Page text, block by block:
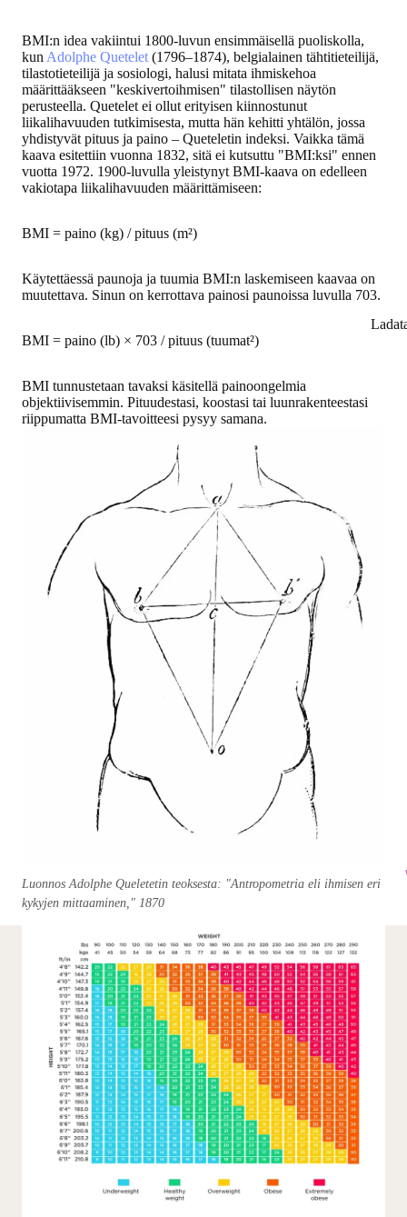
BMI:n idea vakiintui 1800-luvun ensimmäisellä puoliskolla,
kun Adolphe Quetelet (1796–1874), belgialainen tähtitieteilijä,
tilastotieteilijä ja sosiologi, halusi mitata ihmiskehoa
määrittääkseen "keskivertoihmisen" tilastollisen näytön
perusteella. Quetelet ei ollut erityisen kiinnostunut
liikalihavuuden tutkimisesta, mutta hän kehitti yhtälön, jossa
yhdistyvät pituus ja paino – Queteletin indeksi. Vaikka tämä
kaava esitettiin vuonna 1832, sitä ei kutsuttu "BMI:ksi" ennen
vuotta 1972. 1900-luvulla yleistynyt BMI-kaava on edelleen
vakiotapa liikalihavuuden määrittämiseen:
BMI = paino (kg) / pituus (m²)
Käytettäessä paunoja ja tuumia BMI:n laskemiseen kaavaa on
muutettava. Sinun on kerrottava painosi paunoissa luvulla 703.
BMI = paino (lb) × 703 / pituus (tuumat²)
BMI tunnustetaan tavaksi käsitellä painoongelmia
objektiivisemmin. Pituudestasi, koostasi tai luunrakenteestasi
riippumatta BMI-tavoitteesi pysyy samana.
Luonnos Adolphe Queletetin teoksesta: "Antropometria eli ihmisen eri
kykyjen mittaaminen," 1870